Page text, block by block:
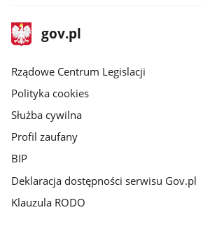
stopka
gov.plStrona
gov.pl
Rządowe Centrum Legislacji
Polityka cookies
Służba cywilna
Profil zaufany
BIP
Deklaracja dostępności serwisu Gov.pl
Klauzula RODO